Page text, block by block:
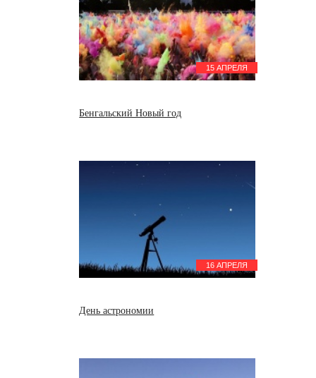
15 АПРЕЛЯ
Бенгальский Новый год
16 АПРЕЛЯ
День астрономии